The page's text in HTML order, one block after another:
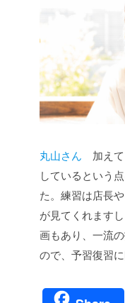
丸山さん 加えて
しているという
た。練習は店長
が見てくれます
画もあり、一流
ので、予習復習